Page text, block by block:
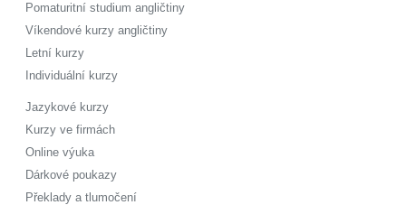
Pomaturitní studium angličtiny
Víkendové kurzy angličtiny
Letní kurzy
Individuální kurzy
Jazykové kurzy
Kurzy ve firmách
Online výuka
Dárkové poukazy
Překlady a tlumočení